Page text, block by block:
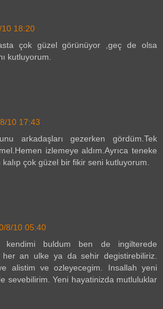
10 18:20
çok güzel görünüyor ,geç de olsa
kutluyorum.
10 17:43
arkadaşları gezerken gördüm.Tek
izlemeye aldım.Ayrıca teneke
kalıp çok güzel bir fikir seni kutluyorum.
8/10 05:40
kendimi buldum ben de ingilterede
her an ulke ya da sehir degistirebiliriz.
alistim ve ozleyecegim. Insallah yeni
sevebilirim. Yeni hayatinizda mutluluklar